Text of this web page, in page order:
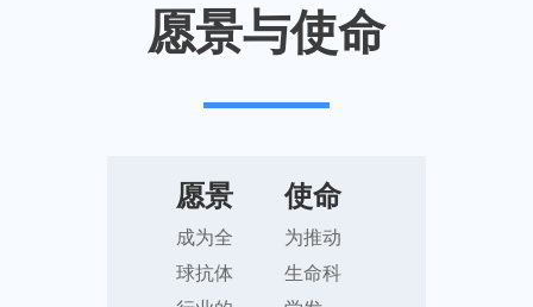
愿景与使命
愿景
成为全
球抗体
使命
为推动
生命科